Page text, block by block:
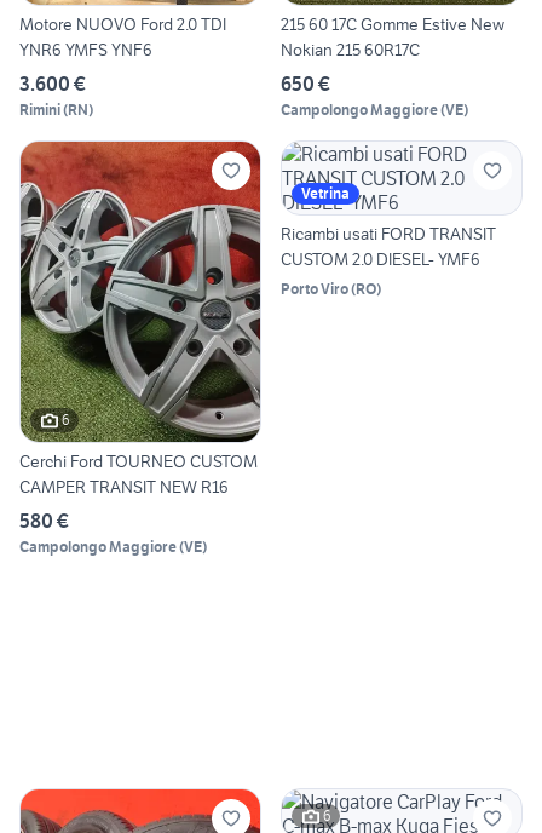
Motore NUOVO Ford 2.0 TDI
YNR6 YMFS YNF6
3.600 €
Rimini(RN)
215 60 17C Gomme Estive New
Nokian 215 60R17C
650 €
Campolongo Maggiore(VE)
6
Cerchi Ford TOURNEO CUSTOM
CAMPER TRANSIT NEW R16
580 €
Campolongo Maggiore(VE)
Vetrina
Ricambi usati FORD TRANSIT
CUSTOM 2.0 DIESEL- YMF6
Porto Viro(RO)
6